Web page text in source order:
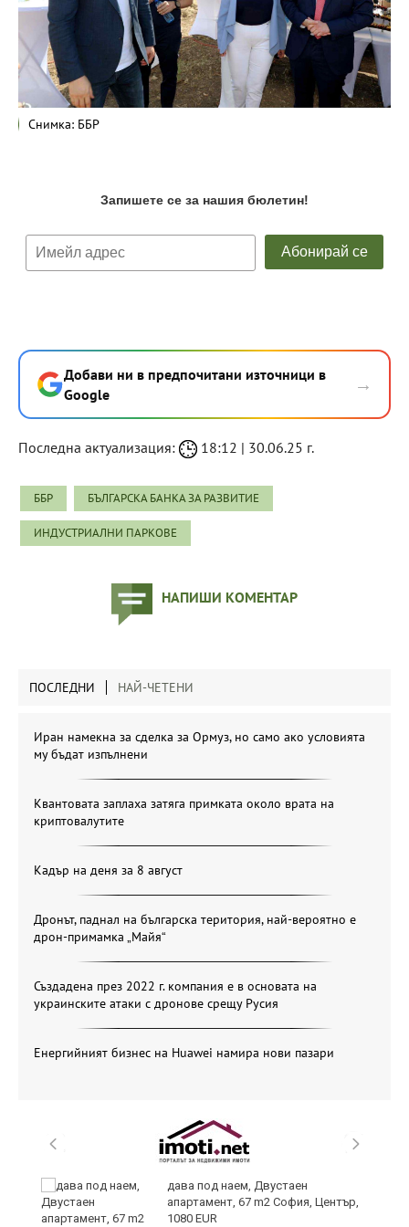
Снимка: ББР
Добави ни в предпочитани източници в
Google
→
Последна актуализация: 18:12 | 30.06.25 г.
ББР БЪЛГАРСКА БАНКА ЗА РАЗВИТИЕ
ИНДУСТРИАЛНИ ПАРКОВЕ
НАПИШИ КОМЕНТАР
ПОСЛЕДНИ НАЙ-ЧЕТЕНИ
Иран намекна за сделка за Ормуз, но само ако условията
му бъдат изпълнени
Квантовата заплаха затяга примката около врата на
криптовалутите
Кадър на деня за 8 август
Дронът, паднал на българска територия, най-вероятно е
дрон-примамка „Майя“
Създадена през 2022 г. компания е в основата на
украинските атаки с дронове срещу Русия
Енергийният бизнес на Huawei намира нови пазари
дава под наем, Двустаен
апартамент, 67 m2 София, Център,
1080 EUR